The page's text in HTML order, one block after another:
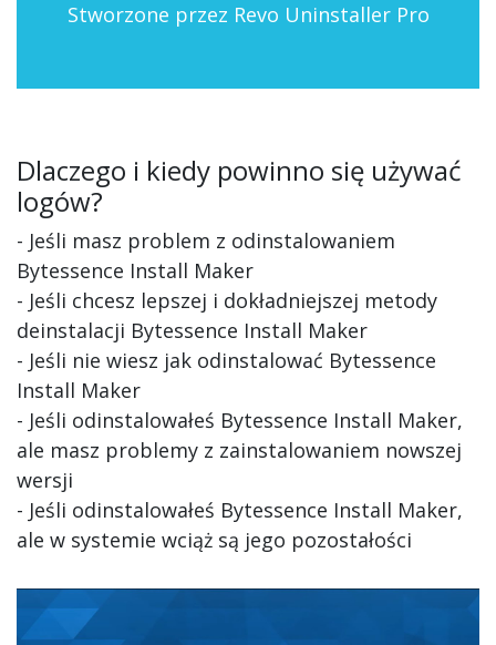
Stworzone przez Revo Uninstaller Pro
Dlaczego i kiedy powinno się używać
logów?
- Jeśli masz problem z odinstalowaniem
Bytessence Install Maker
- Jeśli chcesz lepszej i dokładniejszej metody
deinstalacji Bytessence Install Maker
- Jeśli nie wiesz jak odinstalować Bytessence
Install Maker
- Jeśli odinstalowałeś Bytessence Install Maker,
ale masz problemy z zainstalowaniem nowszej
wersji
- Jeśli odinstalowałeś Bytessence Install Maker,
ale w systemie wciąż są jego pozostałości